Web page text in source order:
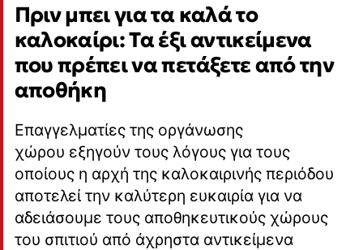
Πριν μπει για τα καλά το
καλοκαίρι: Τα έξι αντικείμενα
που πρέπει να πετάξετε από την
αποθήκη
Επαγγελματίες της οργάνωσης
χώρου εξηγούν τους λόγους για τους
οποίους η αρχή της καλοκαιρινής περιόδου
αποτελεί την καλύτερη ευκαιρία για να
αδειάσουμε τους αποθηκευτικούς χώρους
του σπιτιού από άχρηστα αντικείμενα